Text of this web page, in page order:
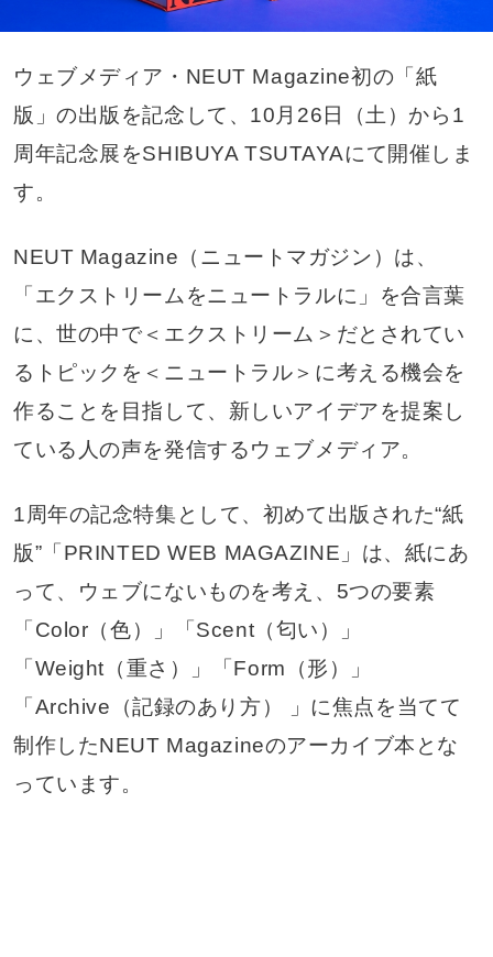
ウェブメディア・NEUT Magazine初の「紙
版」の出版を記念して、10月26日（土）から1
周年記念展をSHIBUYA TSUTAYAにて開催しま
す。
NEUT Magazine（ニュートマガジン）は、
「エクストリームをニュートラルに」を合言葉
に、世の中で＜エクストリーム＞だとされてい
るトピックを＜ニュートラル＞に考える機会を
作ることを目指して、新しいアイデアを提案し
ている人の声を発信するウェブメディア。
1周年の記念特集として、初めて出版された“紙
版”「PRINTED WEB MAGAZINE」は、紙にあ
って、ウェブにないものを考え、5つの要素
「Color（色）」「Scent（匂い）」
「Weight（重さ）」「Form（形）」
「Archive（記録のあり方） 」に焦点を当てて
制作したNEUT Magazineのアーカイブ本とな
っています。